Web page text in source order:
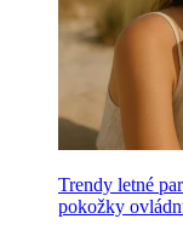
Trendy letné
pokožky